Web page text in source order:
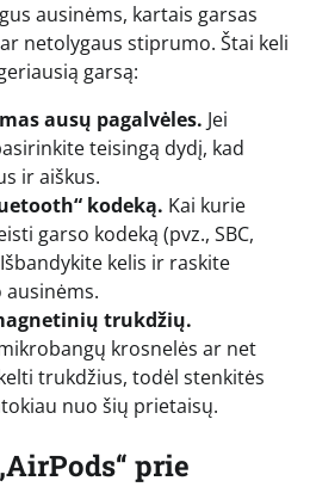
ausinėms, kartais garsas
netolygaus stiprumo. Štai keli
garsą:
ausų pagalvėles. Jei
teisingą dydį, kad
ir aiškus.
kodeką. Kai kurie
garso kodeką (pvz., SBC,
Išbandykite kelis ir raskite
ausinėms.
trukdžių.
krosnelės ar net
trukdžius, todėl stenkitės
nuo šių prietaisų.
prie